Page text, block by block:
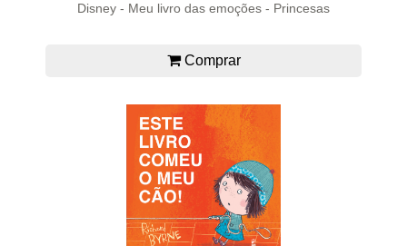
Disney - Meu livro das emoções - Princesas
Comprar